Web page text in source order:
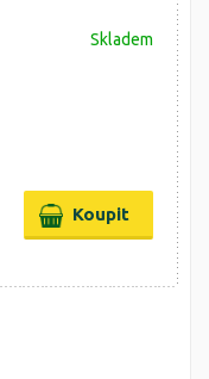
Skladem